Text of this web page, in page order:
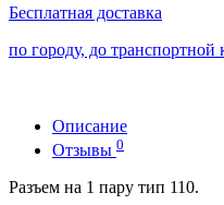
Бесплатная доставка
по городу, до транспортной
Описание
Отзывы 0
Разъем на 1 пару тип 110.